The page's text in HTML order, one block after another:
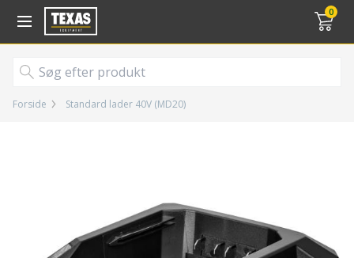
0
Gå til kurv (
Forside Standard lader 40V (MD20)